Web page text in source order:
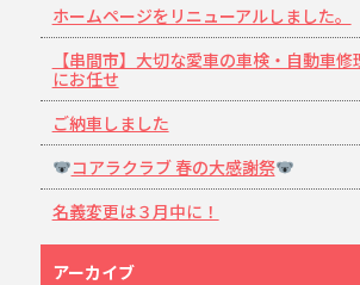
ホームページをリニューアルしました。
【串間市】大切な愛車の車検・自動車
にお任せ
ご納車しました
コアラクラブ 春の大感謝祭
名義変更は３月中に！
アーカイブ